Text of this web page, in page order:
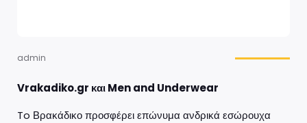
admin
Vrakadiko.gr και Men and Underwear
To Βρακάδικο προσφέρει επώνυμα ανδρικά εσώρουχα